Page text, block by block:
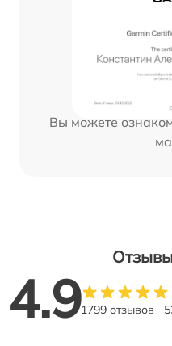
Вы можете
4.91799 отзывов